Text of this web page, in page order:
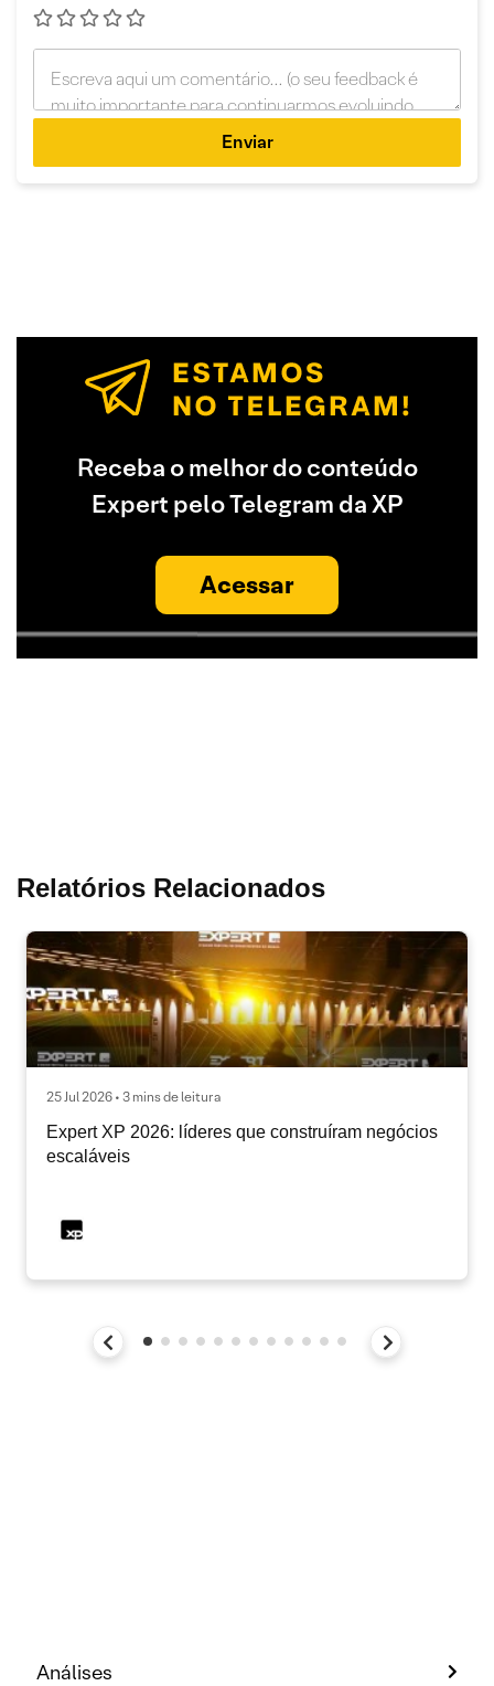
Enviar
Receba o melhor do conteúdo
Expert pelo Telegram da XP
Acessar
Relatórios Relacionados
25 Jul 2026 • 3 mins de leitura
Expert XP 2026: líderes que construíram negócios
escaláveis
Análises